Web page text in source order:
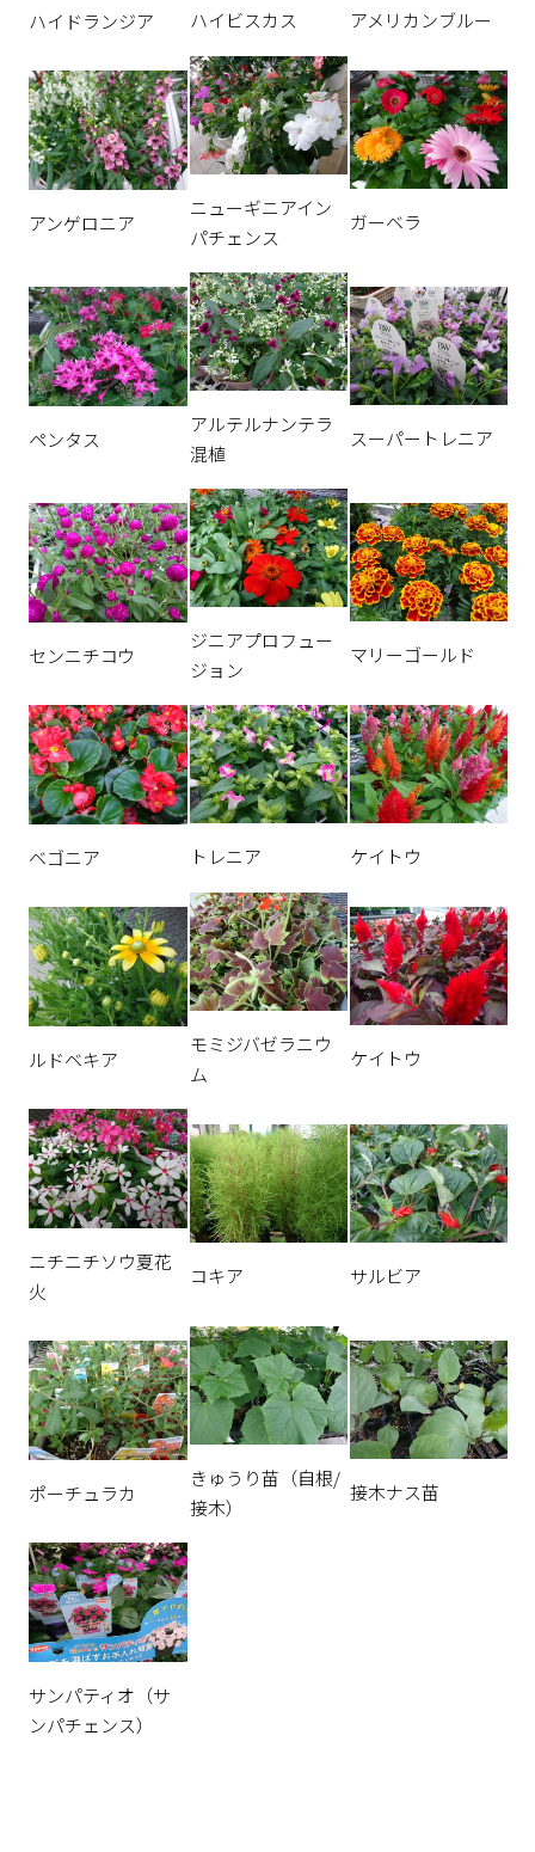
ハイドランジア ハイビスカス アメリカンブルー
アンゲロニア
ニューギニアイン
パチェンス
ガーベラ
ペンタス
アルテルナンテラ
混植
スーパートレニア
センニチコウ
ジニアプロフュー
ジョン
マリーゴールド
ベゴニア トレニア ケイトウ
ルドベキア
モミジバゼラニウ
ム
ケイトウ
ニチニチソウ夏花
火
コキア サルビア
ポーチュラカ
きゅうり苗（自根/
接木）
接木ナス苗
サンパティオ（サ
ンパチェンス）